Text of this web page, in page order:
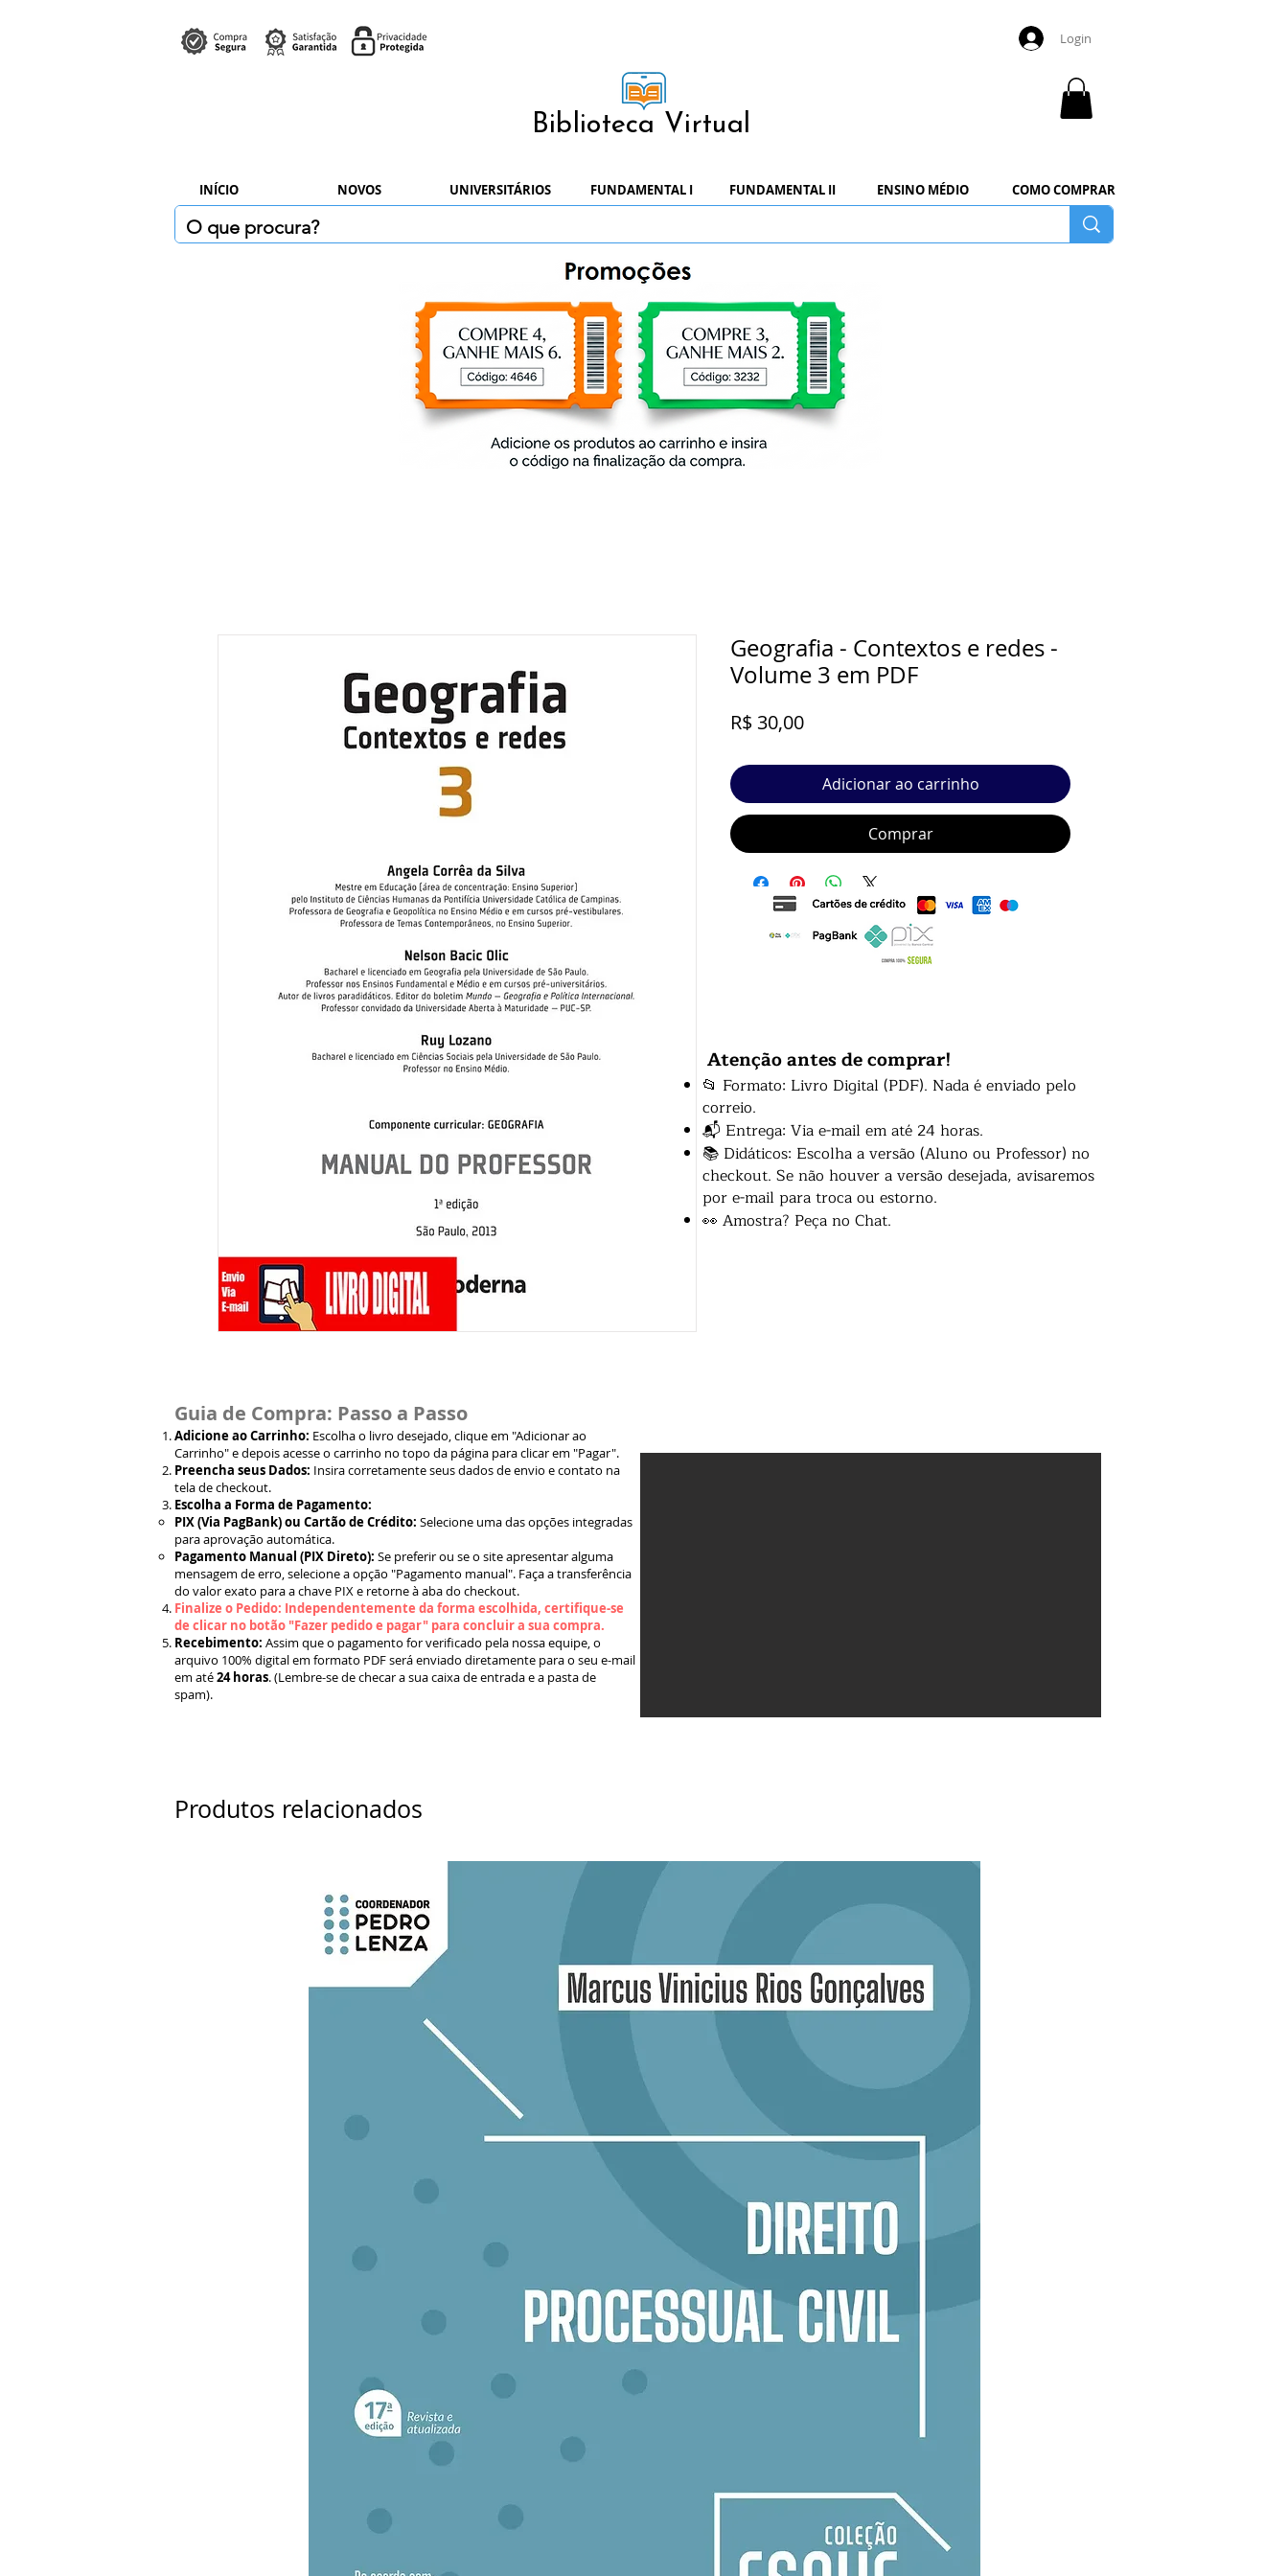
Login
Biblioteca Virtual
INÍCIO NOVOS UNIVERSITÁRIOS FUNDAMENTAL I FUNDAMENTAL II ENSINO MÉDIO COMO COMPRAR
Geografia - Contextos e redes -
Volume 3 em PDF
R$ 30,00Preço
Adicionar ao carrinho
Comprar
Atenção antes de comprar!
📂 Formato: Livro Digital (PDF). Nada é enviado pelo
correio.
📬 Entrega: Via e-mail em até 24 horas.
📚 Didáticos: Escolha a versão (Aluno ou Professor) no
checkout. Se não houver a versão desejada, avisaremos
por e-mail para troca ou estorno.
👀 Amostra? Peça no Chat.
Guia de Compra: Passo a Passo
Adicione ao Carrinho: Escolha o livro desejado, clique em "Adicionar ao
Carrinho" e depois acesse o carrinho no topo da página para clicar em "Pagar".
Preencha seus Dados: Insira corretamente seus dados de envio e contato na
tela de checkout.
Escolha a Forma de Pagamento:
PIX (Via PagBank) ou Cartão de Crédito: Selecione uma das opções integradas
para aprovação automática.
Pagamento Manual (PIX Direto): Se preferir ou se o site apresentar alguma
mensagem de erro, selecione a opção "Pagamento manual". Faça a transferência
do valor exato para a chave PIX e retorne à aba do checkout.
Finalize o Pedido: Independentemente da forma escolhida, certifique-se
de clicar no botão "Fazer pedido e pagar" para concluir a sua compra.
Recebimento: Assim que o pagamento for verificado pela nossa equipe, o
arquivo 100% digital em formato PDF será enviado diretamente para o seu e-mail
em até24 horas. (Lembre-se de checar a sua caixa de entrada e a pasta de
spam).
Produtos relacionados